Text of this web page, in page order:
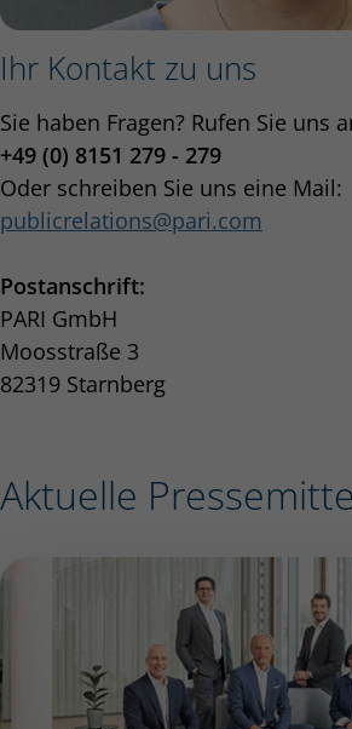
Ihr Kontakt zu uns
Sie haben Fragen? Rufen Sie uns
+49 (0) 8151 279 - 279
Oder schreiben Sie uns eine Mail:
publicrelations
pari.com
Postanschrift:
PARI GmbH
Moosstraße 3
82319 Starnberg
Aktuelle